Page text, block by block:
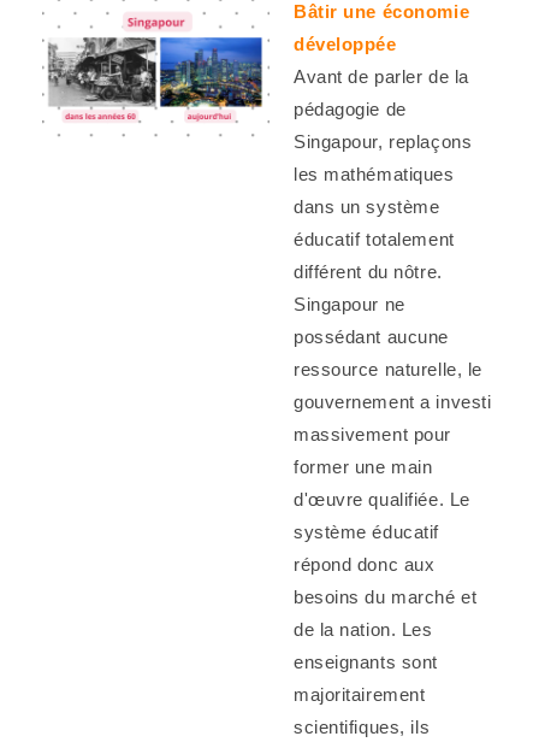
Bâtir une économie
développée
Avant de parler de la
pédagogie de
Singapour, replaçons
les mathématiques
dans un système
éducatif totalement
différent du nôtre.
Singapour ne
possédant aucune
ressource naturelle, le
gouvernement a investi
massivement pour
former une main
d'œuvre qualifiée. Le
système éducatif
répond donc aux
besoins du marché et
de la nation. Les
enseignants sont
majoritairement
scientifiques, ils